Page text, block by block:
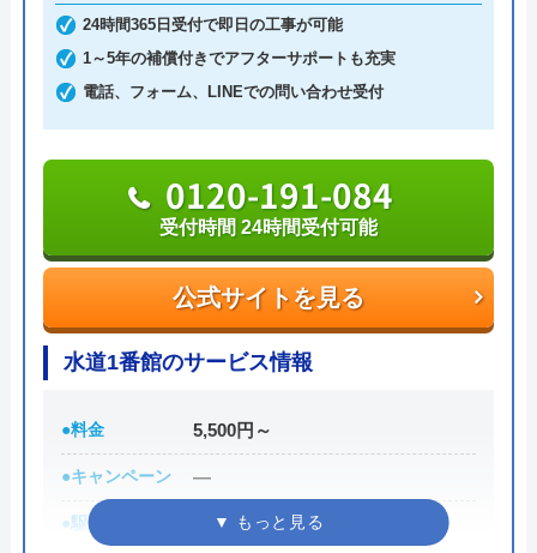
2 か月前
した。 連絡してからの対応がとても早く、
作業前にしっかり料金説明もしてくれたので
安心して任せられました。 修理も丁寧で、
水漏れがすぐに直って助かりました。 また
何かあればお願いしたいです。
ム、チャット)にて対応しています。Webからの見積
依頼は翌日以降の予約となっているため、お急ぎの
方は電話にてご連絡ください。Webから依頼した場
作業時間は3時間単位での予約が可能で、作業当日
は訪問の1～2時間前に連絡があるのでご安心くださ
い。蛇口交換の場合の料金は、基本料金5,500円、作
業料金8,800円～、部品代の合計となります。Web
からの申込み、または、LINE会員登録で作業料金か
ら3,000円割引、電話にて「ホームページを見た」と
い。
0120-882-333
24時間365日受付で即日の工事が可能
1～5年の補償付きでアフターサポートも充実
電話、フォーム、LINEでの問い合わせ受付
公式サイトを見る
0120-191-084
受付時間 24時間受付可能
水道1番館のサービス情報
●料金 5,500円～
●キャンペーン ―
●駆けつけ時間 最短30分